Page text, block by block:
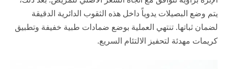
يتم وضع البصيلات يدوياً داخل هذه الثقوب الدائرية الدقيقة
لضمان ثباتها. تنتهي العملية بوضع ضمادات طبية خفيفة وتطبيق
كريمات مهدئة لتحفيز الالتئام السريع.